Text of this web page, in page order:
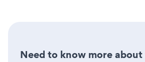
Need to know more